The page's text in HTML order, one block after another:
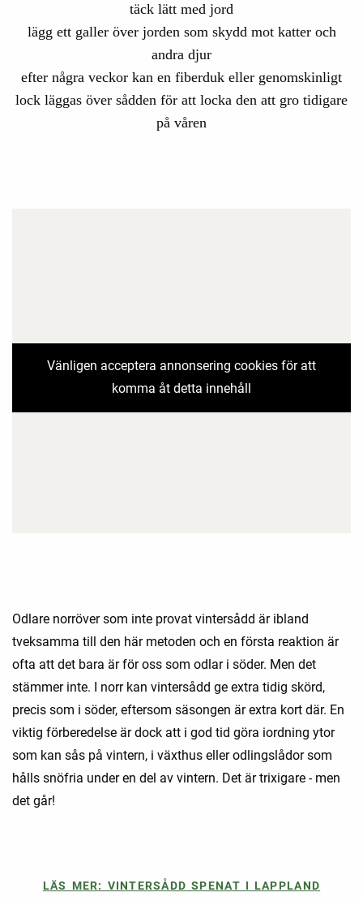
täck lätt med jord
lägg ett galler över jorden som skydd mot katter och
andra djur
efter några veckor kan en fiberduk eller genomskinligt
lock läggas över sådden för att locka den att gro tidigare
på våren
Vänligen acceptera annonsering cookies för att
komma åt detta innehåll
Odlare norröver som inte provat vintersådd är ibland
tveksamma till den här metoden och en första reaktion är
ofta att det bara är för oss som odlar i söder. Men det
stämmer inte. I norr kan vintersådd ge extra tidig skörd,
precis som i söder, eftersom säsongen är extra kort där. En
viktig förberedelse är dock att i god tid göra iordning ytor
som kan sås på vintern, i växthus eller odlingslådor som
hålls snöfria under en del av vintern. Det är trixigare - men
det går!
LÄS MER: VINTERSÅDD SPENAT I LAPPLAND